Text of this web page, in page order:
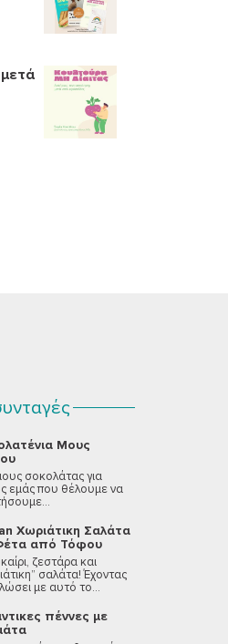
Μους
σοκολάτας για
εμάς που θέλουμε να
Χωριάτικη Σαλάτα
από Τόφου
ζεστάρα και
σαλάτα! Έχοντας
με αυτό το...
πέννες με